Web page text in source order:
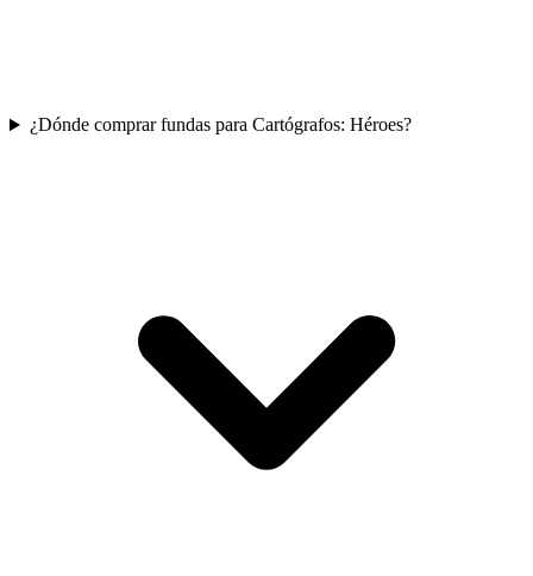
¿Dónde comprar fundas para Cartógrafos: Héroes?